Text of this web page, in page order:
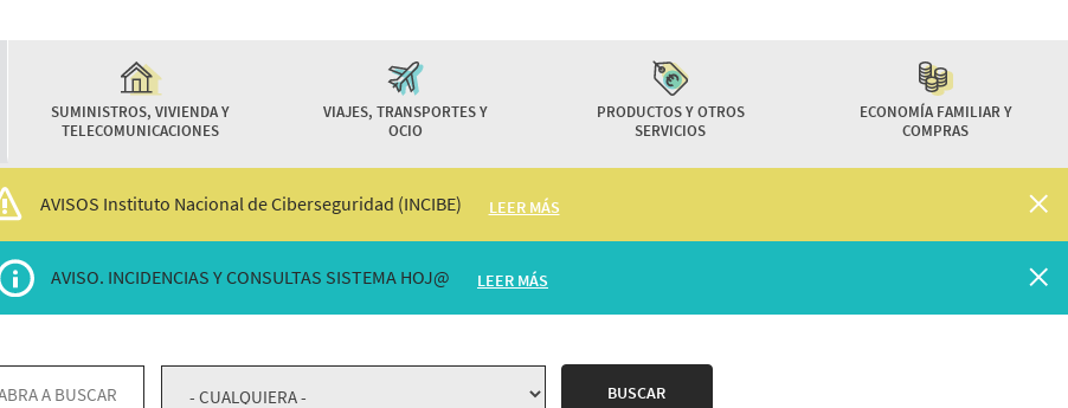
SUMINISTROS, VIVIENDA Y
TELECOMUNICACIONES
VIAJES, TRANSPORTES Y
OCIO
PRODUCTOS Y OTROS
SERVICIOS
ECONOMÍA FAMILIAR Y
COMPRAS
AVISOS Instituto Nacional de Ciberseguridad (INCIBE) LEER MÁS
AVISO. INCIDENCIAS Y CONSULTAS SISTEMA HOJ@ LEER MÁS